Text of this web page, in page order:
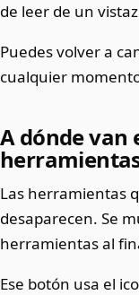
de leer de un
Puedes volver a
cualquier
A dónde van
Las herramientas
desaparecen. Se
herramientas al
Ese botón usa el